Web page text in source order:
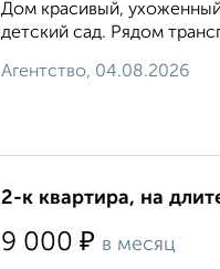
Дом красивый,
детский сад. Рядом
Агентство, 04.08.2026
2-к квартира, на
9 000 ₽ в месяц